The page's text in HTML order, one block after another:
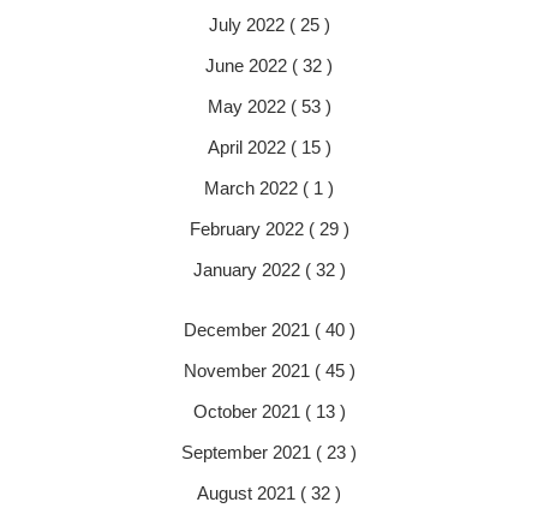
July 2022 ( 25 )
June 2022 ( 32 )
May 2022 ( 53 )
April 2022 ( 15 )
March 2022 ( 1 )
February 2022 ( 29 )
January 2022 ( 32 )
December 2021 ( 40 )
November 2021 ( 45 )
October 2021 ( 13 )
September 2021 ( 23 )
August 2021 ( 32 )